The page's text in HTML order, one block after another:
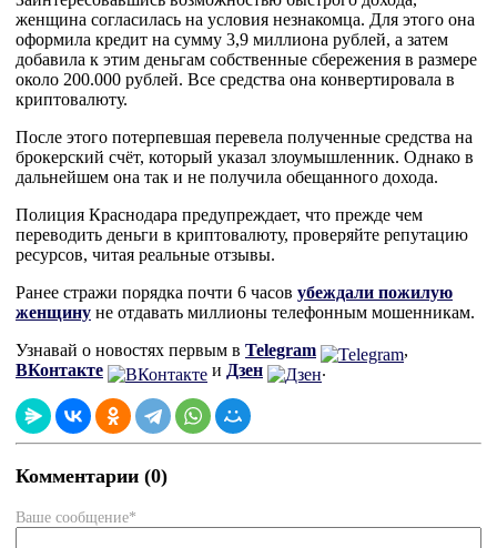
женщина согласилась на условия незнакомца. Для этого она
оформила кредит на сумму 3,9 миллиона рублей, а затем
добавила к этим деньгам собственные сбережения в размере
около 200.000 рублей. Все средства она конвертировала в
криптовалюту.
После этого потерпевшая перевела полученные средства на
брокерский счёт, который указал злоумышленник. Однако в
дальнейшем она так и не получила обещанного дохода.
Полиция Краснодара предупреждает, что прежде чем
переводить деньги в криптовалюту, проверяйте репутацию
ресурсов, читая реальные отзывы.
Ранее стражи порядка почти 6 часов убеждали пожилую
женщину не отдавать миллионы телефонным мошенникам.
Узнавай о новостях первым в Telegram
,
ВКонтакте
и Дзен .
Комментарии (0)
Ваше сообщение*